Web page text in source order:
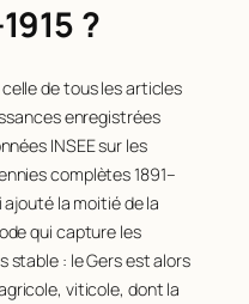
?
de tous les articles
enregistrées
INSEE sur les
complètes 1891–
ajouté la moitié de la
qui capture les
stable : le Gers est alors
viticole, dont la